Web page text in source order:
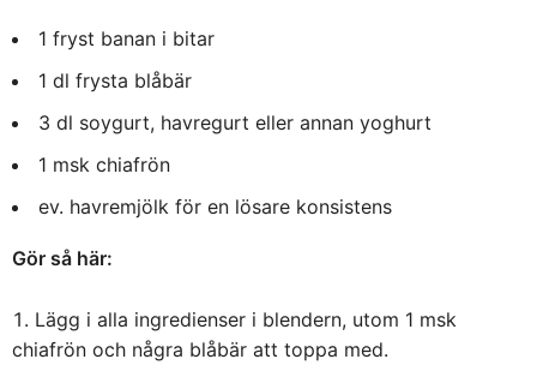
1 fryst banan i bitar
1 dl frysta blåbär
3 dl soygurt, havregurt eller annan yoghurt
1 msk chiafrön
ev. havremjölk för en lösare konsistens
Gör så här:
Lägg i alla ingredienser i blendern, utom 1 msk
chiafrön och några blåbär att toppa med.